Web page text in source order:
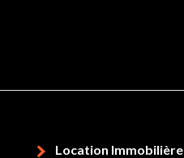
Location Immobilière